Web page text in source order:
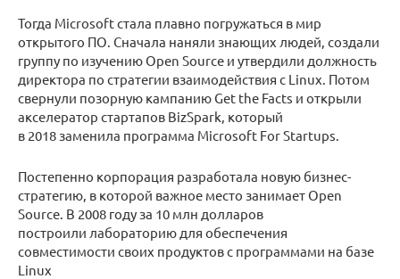
Тогда Microsoft стала плавно погружаться в мир
открытого ПО. Сначала наняли знающих людей, создали
группу по изучению Open Source и утвердили должность
директора по стратегии взаимодействия с Linux. Потом
свернули позорную кампанию Get the Facts и открыли
акселератор стартапов BizSpark, который
в 2018 заменила программа Microsoft For Startups.
Постепенно корпорация разработала новую бизнес-
стратегию, в которой важное место занимает Open
Source. В 2008 году за 10 млн долларов
построили лабораторию для обеспечения
совместимости своих продуктов с программами на базе
Linux